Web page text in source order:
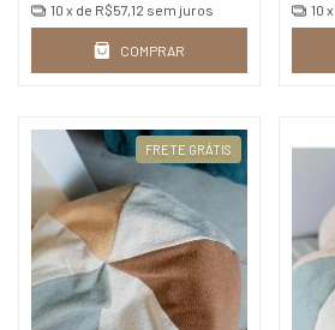
10 x de R$57,12 sem juros
COMPRAR
10
FRETE GRÁTIS